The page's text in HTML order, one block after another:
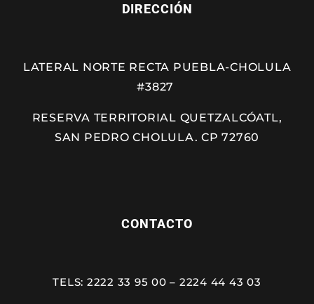
DIRECCIÓN
LATERAL NORTE RECTA PUEBLA-CHOLULA
#3827
RESERVA TERRITORIAL QUETZALCÓATL,
SAN PEDRO CHOLULA. CP 72760
CONTACTO
TELS: 2222 33 95 00 – 2224 44 43 03